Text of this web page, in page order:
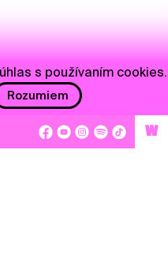
W
s používaním cookies.
Rozumiem